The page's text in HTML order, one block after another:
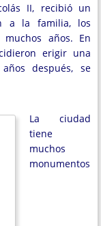
II, recibió un
a la familia, los
muchos años. En
erigir una
después, se
La ciudad
tiene
muchos
monumentos